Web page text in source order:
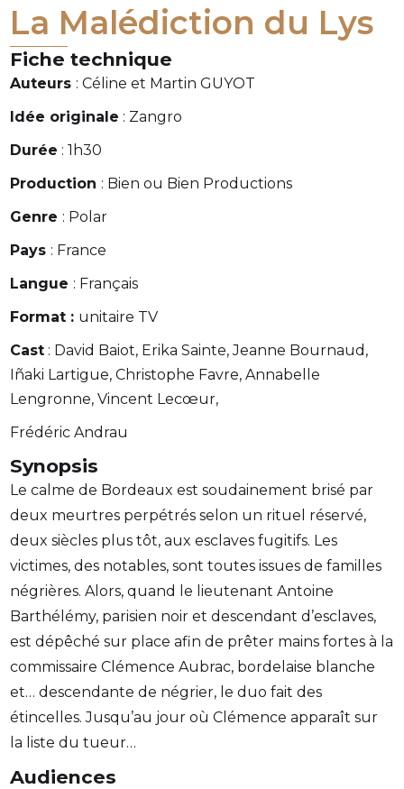
La Malédiction du Lys
Fiche technique
Auteurs : Céline et Martin GUYOT
Idée originale : Zangro
Durée : 1h30
Production : Bien ou Bien Productions
Genre : Polar
Pays : France
Langue : Français
Format : unitaire TV
Cast : David Baiot, Erika Sainte, Jeanne Bournaud,
Iñaki Lartigue, Christophe Favre, Annabelle
Lengronne, Vincent Lecœur,
Frédéric Andrau
Synopsis
Le calme de Bordeaux est soudainement brisé par
deux meurtres perpétrés selon un rituel réservé,
deux siècles plus tôt, aux esclaves fugitifs. Les
victimes, des notables, sont toutes issues de familles
négrières. Alors, quand le lieutenant Antoine
Barthélémy, parisien noir et descendant d’esclaves,
est dépêché sur place afin de prêter mains fortes à la
commissaire Clémence Aubrac, bordelaise blanche
et… descendante de négrier, le duo fait des
étincelles. Jusqu’au jour où Clémence apparaît sur
la liste du tueur…
Audiences